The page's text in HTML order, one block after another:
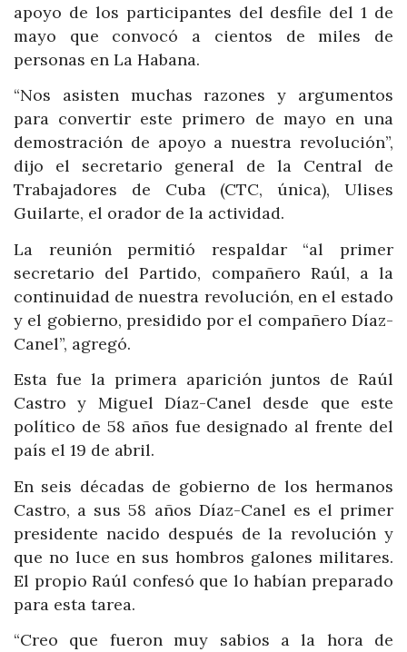
apoyo de los participantes del desfile del 1 de
mayo que convocó a cientos de miles de
personas en La Habana.
“Nos asisten muchas razones y argumentos
para convertir este primero de mayo en una
demostración de apoyo a nuestra revolución”,
dijo el secretario general de la Central de
Trabajadores de Cuba (CTC, única), Ulises
Guilarte, el orador de la actividad.
La reunión permitió respaldar “al primer
secretario del Partido, compañero Raúl, a la
continuidad de nuestra revolución, en el estado
y el gobierno, presidido por el compañero Díaz-
Canel”, agregó.
Esta fue la primera aparición juntos de Raúl
Castro y Miguel Díaz-Canel desde que este
político de 58 años fue designado al frente del
país el 19 de abril.
En seis décadas de gobierno de los hermanos
Castro, a sus 58 años Díaz-Canel es el primer
presidente nacido después de la revolución y
que no luce en sus hombros galones militares.
El propio Raúl confesó que lo habían preparado
para esta tarea.
“Creo que fueron muy sabios a la hora de